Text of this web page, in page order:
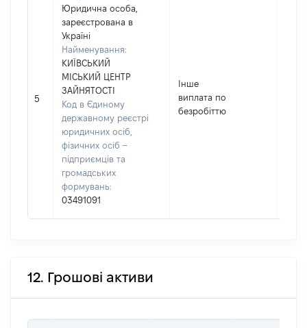
5
Юридична особа,
зареєстрована в
Україні
Найменування:
КИЇВСЬКИЙ
МІСЬКИЙ ЦЕНТР
ЗАЙНЯТОСТІ
Код в Єдиному
державному реєстрі
юридичних осіб,
фізичних осіб –
підприємців та
громадських
формувань:
03491091
Інше
виплата по
безробіттю
12. Грошові активи